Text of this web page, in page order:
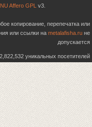
Affero GPL v3.
копирование, перепечатка или
или ссылки на metalafisha.ru не
допускается
уникальных посетителей